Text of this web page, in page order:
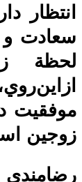
انتظار
سعادت و
لحظة
موفقيت
زوجين